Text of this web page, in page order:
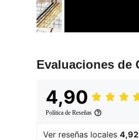
Evaluaciones de
4,90
Política de Reseñas
Ver reseñas locales 4,92